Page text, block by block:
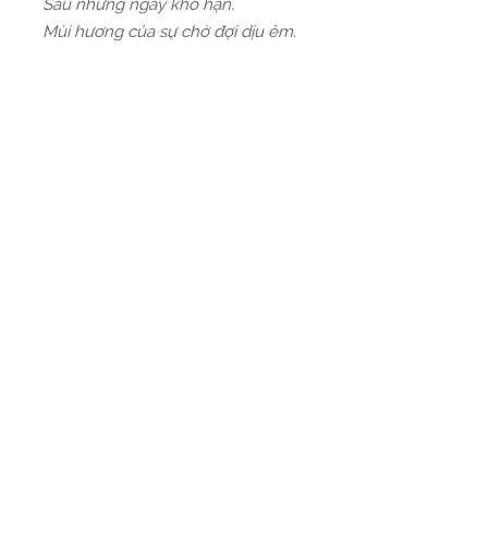
Mùi hương của sự chờ đợi dịu êm.